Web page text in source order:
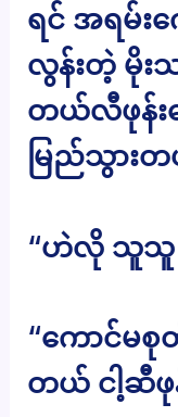
ရင် အရမ်းက
လွန်းတဲ့ မိုး
တယ်လီဖုန်း
မြည်သွားတ
“ဟဲလို သူသူ
“ကောင်မစု
တယ် ငါ့ဆီဖု